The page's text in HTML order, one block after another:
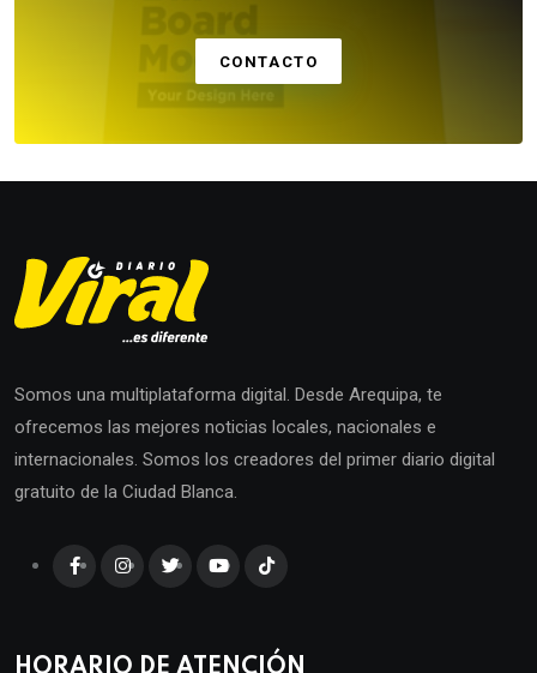
CONTACTO
Somos una multiplataforma digital. Desde Arequipa, te
ofrecemos las mejores noticias locales, nacionales e
internacionales. Somos los creadores del primer diario digital
gratuito de la Ciudad Blanca.
HORARIO DE ATENCIÓN